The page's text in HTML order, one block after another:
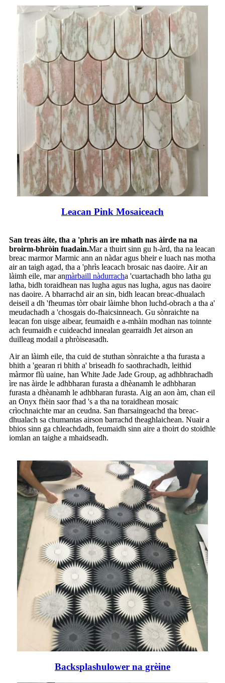
Leacan Pink Mosaiceach
San treas àite, tha a 'phrìs an ìre mhath nas àirde na na
broirm-bhròin fuadain.Mar a thuirt sinn gu h-àrd, tha na leacan
breac marmor Marmic ann an nàdar agus bheir e luach nas motha
air an taigh agad, tha a 'phrìs leacach brosaic nas daoire. Air an
làimh eile, mar anmàrbaill nàdurracha 'cuartachadh bho latha gu
latha, bidh toraidhean nas lugha agus nas lugha, agus nas daoire
nas daoire. A bharrachd air an sin, bidh leacan breac-dhualach
deiseil a dh 'fheumas tòrr obair làimhe bhon luchd-obrach a tha a'
meudachadh a 'chosgais do-fhaicsinneach. Gu sònraichte na
leacan fon uisge aibear, feumaidh e a-mhàin modhan nas toinnte
ach feumaidh e cuideachd innealan gearraidh Jet airson an
duilleag modail a phròiseasadh.
Air an làimh eile, tha cuid de stuthan sònraichte a tha furasta a
bhith a 'gearan ri bhith a' briseadh fo saothrachadh, leithid
màrmor flù uaine, han White Jade Jade Group, ag adhbhrachadh
ìre nas àirde le adhbharan furasta a dhèanamh le adhbharan
furasta a dhèanamh le adhbharan furasta. Aig an aon àm, chan eil
an Onyx fhèin saor fhad 's a tha na toraidhean mosaic
crìochnaichte mar an ceudna. San fharsaingeachd tha breac-
dhualach sa chumantas airson barrachd theaghlaichean. Nuair a
bhios sinn ga chleachdadh, feumaidh sinn aire a thoirt do stoidhle
iomlan an taighe a mhaidseadh.
Backsplashulower na grèine